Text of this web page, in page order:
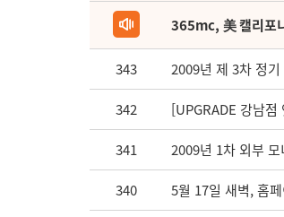
365mc, 美 캘리포
343 2009년 제 3차 정
342 [UPGRADE 강남
341 2009년 1차 외부
340 5월 17일 새벽, 홈